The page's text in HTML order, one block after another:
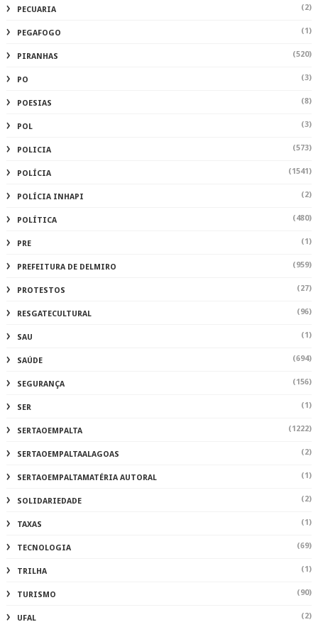
PECUARIA (2)
PEGAFOGO (1)
PIRANHAS (520)
PO (3)
POESIAS (8)
POL (3)
POLICIA (573)
POLÍCIA (1541)
POLÍCIA INHAPI (2)
POLÍTICA (480)
PRE (1)
PREFEITURA DE DELMIRO (959)
PROTESTOS (27)
RESGATECULTURAL (96)
SAU (1)
SAÚDE (694)
SEGURANÇA (156)
SER (1)
SERTAOEMPALTA (1222)
SERTAOEMPALTAALAGOAS (2)
SERTAOEMPALTAMATÉRIA AUTORAL (1)
SOLIDARIEDADE (2)
TAXAS (1)
TECNOLOGIA (69)
TRILHA (1)
TURISMO (90)
UFAL (2)